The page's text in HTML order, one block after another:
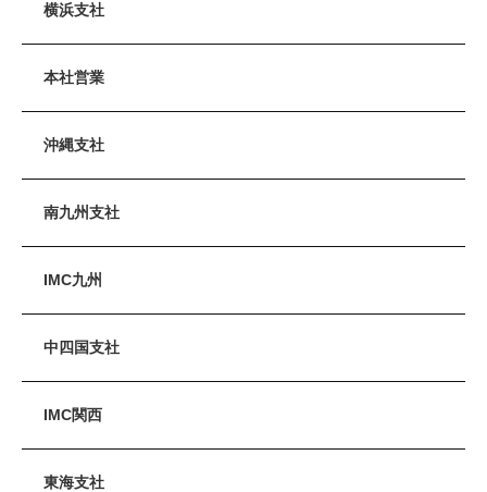
横浜支社
本社営業
沖縄支社
南九州支社
IMC九州
中四国支社
IMC関西
東海支社